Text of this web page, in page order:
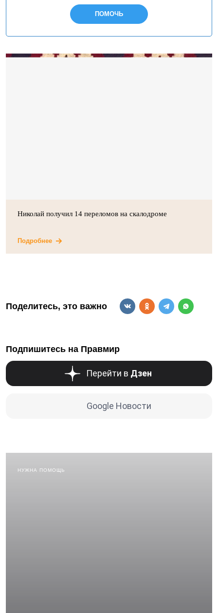
ПОМОЧЬ
Николай получил 14 переломов на скалодроме
Подробнее
Поделитесь, это важно
Подпишитесь на Правмир
Перейти в Дзен
Google Новости
НУЖНА ПОМОЩЬ